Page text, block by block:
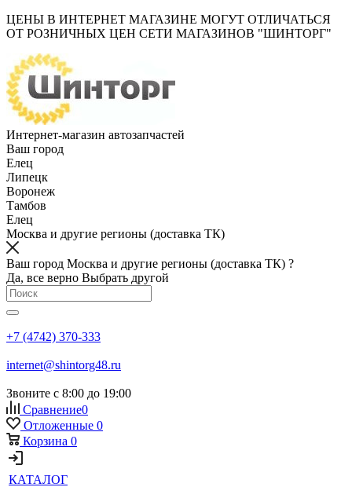
ЦЕНЫ В ИНТЕРНЕТ МАГАЗИНЕ МОГУТ ОТЛИЧАТЬСЯ
ОТ РОЗНИЧНЫХ ЦЕН СЕТИ МАГАЗИНОВ "ШИНТОРГ"
Интернет-магазин автозапчастей
Ваш город
Елец
Липецк
Воронеж
Тамбов
Елец
Москва и другие регионы (доставка ТК)
Ваш город Москва и другие регионы (доставка ТК) ?
Да, все верно Выбрать другой
+7 (4742) 370-333
internet@shintorg48.ru
Звоните с 8:00 до 19:00
Сравнение0
Отложенные 0
Корзина 0
КАТАЛОГ